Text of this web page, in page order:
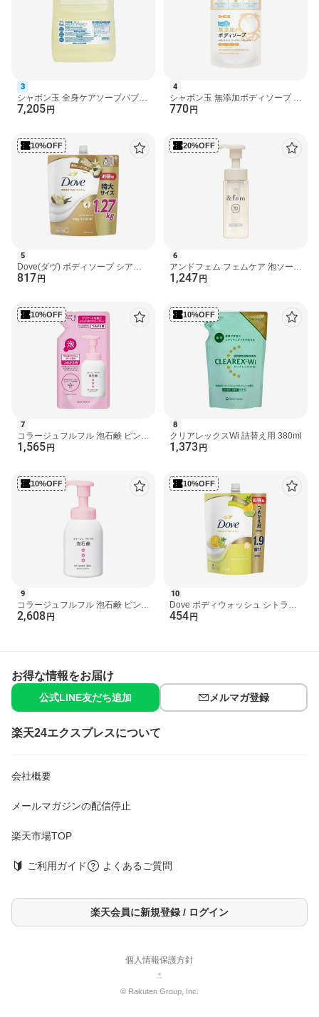
楽天グループ株式会社 電話：050-5444-7654
hai#251218
3
シャボン玉 全身ケアソープバブル
ガード 大容量 4L 【シャボン玉石
7,205 円
4
シャボン玉 無添加ボディソープ た
っぷり泡 つめかえ用 470ml 【シ
770 円
10%OFF
5
Dove(ダヴ) ボディソープ シアバ
ター＆バニラ ボディウォッシュ 詰
817 円
20%OFF
6
アンドフェム フェムケア 泡ソープ
150ml ボディソープ(ボディシャン
1,247 円
10%OFF
7
コラージュフルフル 泡石鹸 ピンク
詰め替え 210ml 【コラージュフル
1,565 円
10%OFF
8
クリアレックスWi 詰替え用 380ml
1,373 円
10%OFF
9
コラージュフルフル 泡石鹸 ピンク
300ml 【コラージュフルフル】 ボ
2,608 円
10%OFF
10
Dove ボディウォッシュ シトラス
＆バーベナ 詰め替え 640g 【ダヴ
454 円
お得な情報をお届け
公式LINE友だち追加 メルマガ登録
楽天24エクスプレスについて
会社概要
メールマガジンの配信停止
楽天市場TOP
ご利用ガイド よくあるご質問
楽天会員に新規登録 / ログイン
個人情報保護方針
© Rakuten Group, Inc.